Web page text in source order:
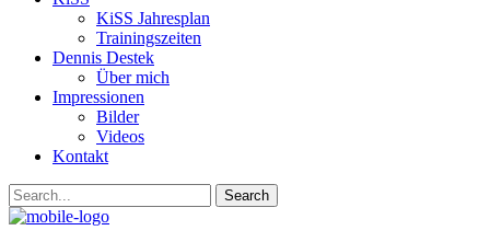
KiSS Jahresplan
Trainingszeiten
Dennis Destek
Über mich
Impressionen
Bilder
Videos
Kontakt